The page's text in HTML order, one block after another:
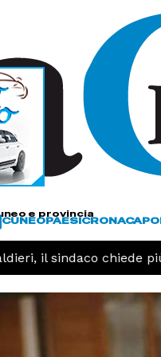
e provincia
CUNEOPAESICRONACA
il sindaco chiede